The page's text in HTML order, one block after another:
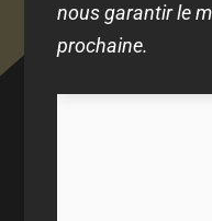
nous garantir le
prochaine.